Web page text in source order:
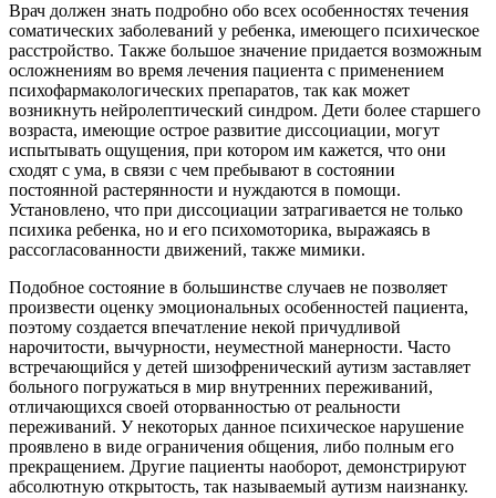
Врач должен знать подробно обо всех особенностях течения
соматических заболеваний у ребенка, имеющего психическое
расстройство. Также большое значение придается возможным
осложнениям во время лечения пациента с применением
психофармакологических препаратов, так как может
возникнуть нейролептический синдром. Дети более старшего
возраста, имеющие острое развитие диссоциации, могут
испытывать ощущения, при котором им кажется, что они
сходят с ума, в связи с чем пребывают в состоянии
постоянной растерянности и нуждаются в помощи.
Установлено, что при диссоциации затрагивается не только
психика ребенка, но и его психомоторика, выражаясь в
рассогласованности движений, также мимики.
Подобное состояние в большинстве случаев не позволяет
произвести оценку эмоциональных особенностей пациента,
поэтому создается впечатление некой причудливой
нарочитости, вычурности, неуместной манерности. Часто
встречающийся у детей шизофренический аутизм заставляет
больного погружаться в мир внутренних переживаний,
отличающихся своей оторванностью от реальности
переживаний. У некоторых данное психическое нарушение
проявлено в виде ограничения общения, либо полным его
прекращением. Другие пациенты наоборот, демонстрируют
абсолютную открытость, так называемый аутизм наизнанку.